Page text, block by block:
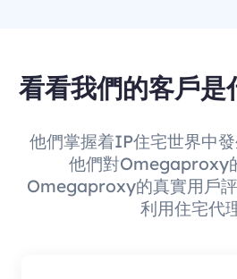
看看我們的客戶是
他們掌握着IP住宅世界中
他們對Omegaproxy
Omegaproxy的真實用戶
利用住宅代